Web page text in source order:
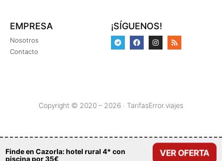
Finde en Cazorla: hotel rural 4* con
piscina por 35€
VER OFERTA
EMPRESA
Nosotros
Contacto
¡SÍGUENOS!
Copyright © 2020 – 2026 · TarifasError.viajes